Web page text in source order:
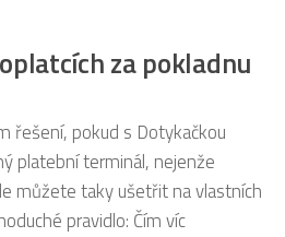
za pokladnu
řešení, pokud s Dotykačkou
platební terminál, nejenže
můžete taky ušetřit na vlastních
pravidlo: Čím víc